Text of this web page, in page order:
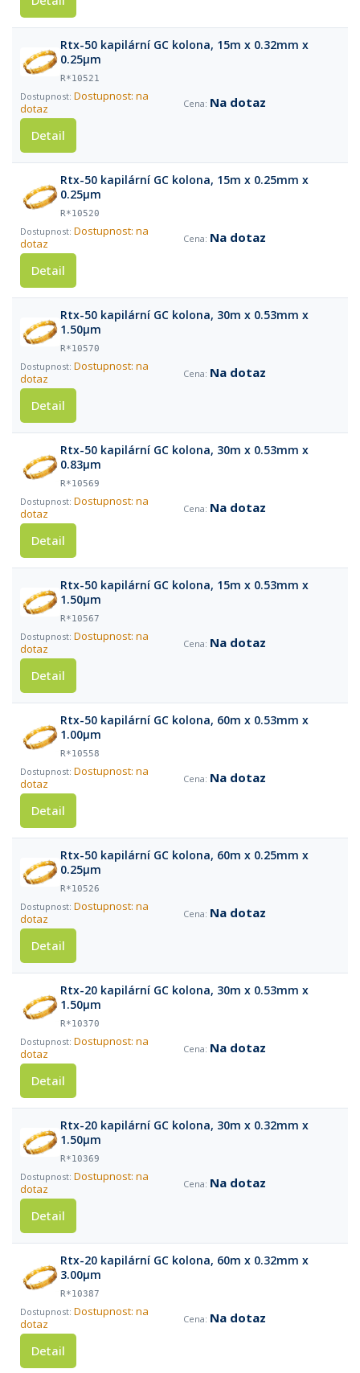
Rtx-50 kapilární GC kolona, 15m x 0.32mm x
0.25µm
R*10521
Dostupnost: na
dotaz
Na dotaz
Detail
Rtx-50 kapilární GC kolona, 15m x 0.25mm x
0.25µm
R*10520
Dostupnost: na
dotaz
Na dotaz
Detail
Rtx-50 kapilární GC kolona, 30m x 0.53mm x
1.50µm
R*10570
Dostupnost: na
dotaz
Na dotaz
Detail
Rtx-50 kapilární GC kolona, 30m x 0.53mm x
0.83µm
R*10569
Dostupnost: na
dotaz
Na dotaz
Detail
Rtx-50 kapilární GC kolona, 15m x 0.53mm x
1.50µm
R*10567
Dostupnost: na
dotaz
Na dotaz
Detail
Rtx-50 kapilární GC kolona, 60m x 0.53mm x
1.00µm
R*10558
Dostupnost: na
dotaz
Na dotaz
Detail
Rtx-50 kapilární GC kolona, 60m x 0.25mm x
0.25µm
R*10526
Dostupnost: na
dotaz
Na dotaz
Detail
Rtx-20 kapilární GC kolona, 30m x 0.53mm x
1.50μm
R*10370
Dostupnost: na
dotaz
Na dotaz
Detail
Rtx-20 kapilární GC kolona, 30m x 0.32mm x
1.50μm
R*10369
Dostupnost: na
dotaz
Na dotaz
Detail
Rtx-20 kapilární GC kolona, 60m x 0.32mm x
3.00μm
R*10387
Dostupnost: na
dotaz
Na dotaz
Detail